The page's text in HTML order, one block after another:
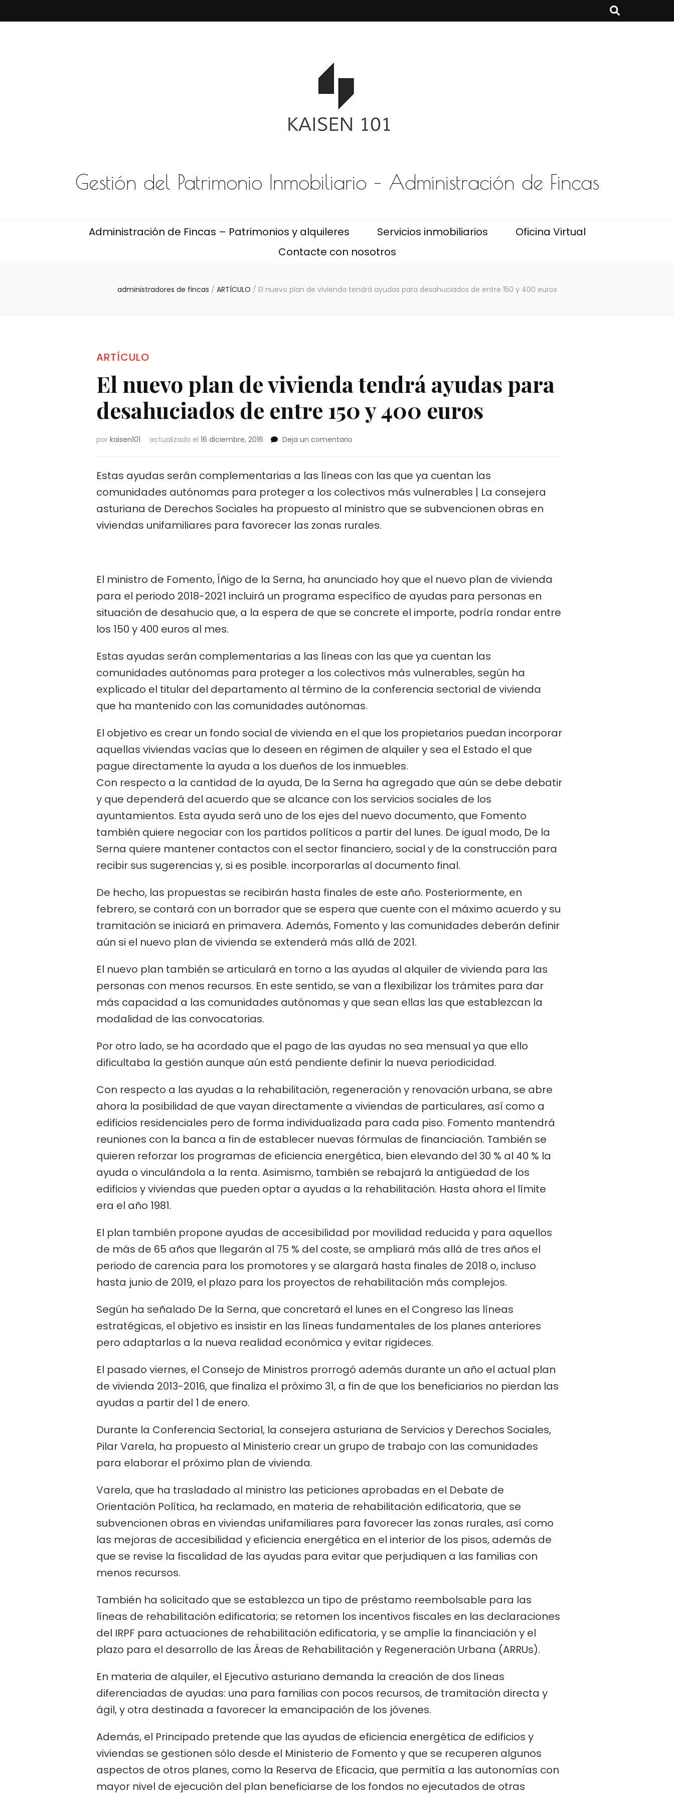
Gestión del Patrimonio Inmobiliario – Administración de Fincas
Administración de Fincas – Patrimonios y alquileres Servicios inmobiliarios
Oficina Virtual
Contacte con nosotros
administradores de fincas / ARTÍCULO / El nuevo plan de vivienda tendrá ayudas para desahuciados de entre 150 y 400 euros
ARTÍCULO
El nuevo plan de vivienda tendrá ayudas para
desahuciados de entre 150 y 400 euros
por kaisen101 actualizado el 16 diciembre, 2016 Deja un comentario
de
vivienda
tendrá
ayudas
para
y
euros
Estas ayudas serán complementarias a las líneas con las que ya cuentan las
comunidades autónomas para proteger a los colectivos más vulnerables | La consejera
asturiana de Derechos Sociales ha propuesto al ministro que se subvencionen obras en
viviendas unifamiliares para favorecer las zonas rurales.
El ministro de Fomento, Íñigo de la Serna, ha anunciado hoy que el nuevo plan de vivienda
para el periodo 2018-2021 incluirá un programa específico de ayudas para personas en
situación de desahucio que, a la espera de que se concrete el importe, podría rondar entre
los 150 y 400 euros al mes.
Estas ayudas serán complementarias a las líneas con las que ya cuentan las
comunidades autónomas para proteger a los colectivos más vulnerables, según ha
explicado el titular del departamento al término de la conferencia sectorial de vivienda
que ha mantenido con las comunidades autónomas.
El objetivo es crear un fondo social de vivienda en el que los propietarios puedan incorporar
aquellas viviendas vacías que lo deseen en régimen de alquiler y sea el Estado el que
pague directamente la ayuda a los dueños de los inmuebles.
Con respecto a la cantidad de la ayuda, De la Serna ha agregado que aún se debe debatir
y que dependerá del acuerdo que se alcance con los servicios sociales de los
ayuntamientos. Esta ayuda será uno de los ejes del nuevo documento, que Fomento
también quiere negociar con los partidos políticos a partir del lunes. De igual modo, De la
Serna quiere mantener contactos con el sector financiero, social y de la construcción para
recibir sus sugerencias y, si es posible. incorporarlas al documento final.
De hecho, las propuestas se recibirán hasta finales de este año. Posteriormente, en
febrero, se contará con un borrador que se espera que cuente con el máximo acuerdo y su
tramitación se iniciará en primavera. Además, Fomento y las comunidades deberán definir
aún si el nuevo plan de vivienda se extenderá más allá de 2021.
El nuevo plan también se articulará en torno a las ayudas al alquiler de vivienda para las
personas con menos recursos. En este sentido, se van a flexibilizar los trámites para dar
más capacidad a las comunidades autónomas y que sean ellas las que establezcan la
modalidad de las convocatorias.
Por otro lado, se ha acordado que el pago de las ayudas no sea mensual ya que ello
dificultaba la gestión aunque aún está pendiente definir la nueva periodicidad.
Con respecto a las ayudas a la rehabilitación, regeneración y renovación urbana, se abre
ahora la posibilidad de que vayan directamente a viviendas de particulares, así como a
edificios residenciales pero de forma individualizada para cada piso. Fomento mantendrá
reuniones con la banca a fin de establecer nuevas fórmulas de financiación. También se
quieren reforzar los programas de eficiencia energética, bien elevando del 30 % al 40 % la
ayuda o vinculándola a la renta. Asimismo, también se rebajará la antigüedad de los
edificios y viviendas que pueden optar a ayudas a la rehabilitación. Hasta ahora el límite
era el año 1981.
El plan también propone ayudas de accesibilidad por movilidad reducida y para aquellos
de más de 65 años que llegarán al 75 % del coste, se ampliará más allá de tres años el
periodo de carencia para los promotores y se alargará hasta finales de 2018 o, incluso
hasta junio de 2019, el plazo para los proyectos de rehabilitación más complejos.
Según ha señalado De la Serna, que concretará el lunes en el Congreso las líneas
estratégicas, el objetivo es insistir en las líneas fundamentales de los planes anteriores
pero adaptarlas a la nueva realidad económica y evitar rigideces.
El pasado viernes, el Consejo de Ministros prorrogó además durante un año el actual plan
de vivienda 2013-2016, que finaliza el próximo 31, a fin de que los beneficiarios no pierdan las
ayudas a partir del 1 de enero.
Durante la Conferencia Sectorial, la consejera asturiana de Servicios y Derechos Sociales,
Pilar Varela, ha propuesto al Ministerio crear un grupo de trabajo con las comunidades
para elaborar el próximo plan de vivienda.
Varela, que ha trasladado al ministro las peticiones aprobadas en el Debate de
Orientación Política, ha reclamado, en materia de rehabilitación edificatoria, que se
subvencionen obras en viviendas unifamiliares para favorecer las zonas rurales, así como
las mejoras de accesibilidad y eficiencia energética en el interior de los pisos, además de
que se revise la fiscalidad de las ayudas para evitar que perjudiquen a las familias con
menos recursos.
También ha solicitado que se establezca un tipo de préstamo reembolsable para las
líneas de rehabilitación edificatoria; se retomen los incentivos fiscales en las declaraciones
del IRPF para actuaciones de rehabilitación edificatoria, y se amplíe la financiación y el
plazo para el desarrollo de las Áreas de Rehabilitación y Regeneración Urbana (ARRUs).
En materia de alquiler, el Ejecutivo asturiano demanda la creación de dos líneas
diferenciadas de ayudas: una para familias con pocos recursos, de tramitación directa y
ágil, y otra destinada a favorecer la emancipación de los jóvenes.
Además, el Principado pretende que las ayudas de eficiencia energética de edificios y
viviendas se gestionen sólo desde el Ministerio de Fomento y que se recuperen algunos
aspectos de otros planes, como la Reserva de Eficacia, que permitía a las autonomías con
mayor nivel de ejecución del plan beneficiarse de los fondos no ejecutados de otras